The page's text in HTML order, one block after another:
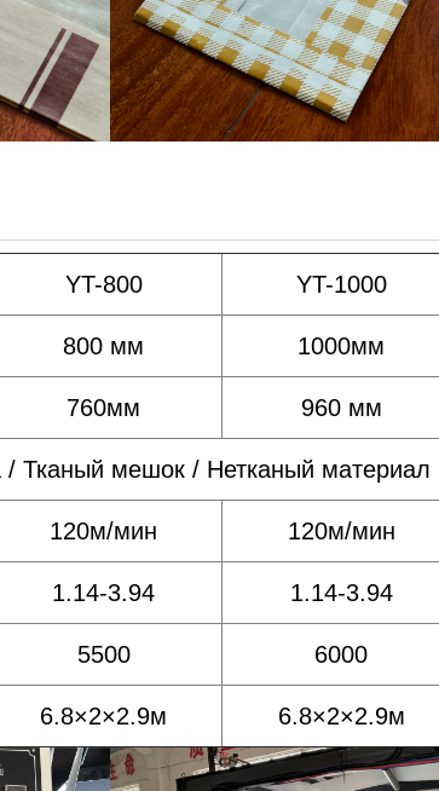
YT-800 YT-1000
800 мм 1000мм
760мм 960 мм
/ Тканый мешок / Нетканый материал
120м/мин 120м/мин
1.14-3.94 1.14-3.94
5500 6000
6.8×2×2.9м 6.8×2×2.9м